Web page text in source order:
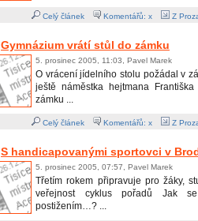
Celý článek Komentářů: x Z
Gymnázium vrátí stůl do zámku
5. prosinec 2005, 11:03, Pavel Marek
O vrácení jídelního stolu požádal v
ještě náměstka hejtmana
zámku ...
Celý článek Komentářů: x Z
S handicapovanými sportovci v
5. prosinec 2005, 07:57, Pavel Marek
Třetím rokem připravuje pro žáky,
veřejnost cyklus pořadů Jak
postižením…? ...